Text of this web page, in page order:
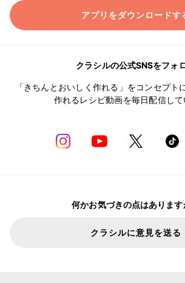
アプリをダウンロードす
クラシルの公式SNSをフォ
「きちんとおいしく作れる」をコンセプト
作れるレシピ動画を毎日配信して
何かお気づきの点はあります
クラシルに意見を送る